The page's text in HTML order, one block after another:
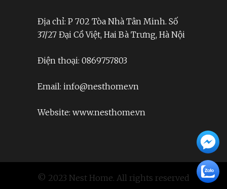
Địa chỉ: P 702 Tòa Nhà Tân Minh. Số
37/27 Đại Cồ Việt, Hai Bà Trưng, Hà Nội
Điện thoại: 0869757803
Email: info@nesthome.vn
Website: www.nesthome.vn
© 2023 Nest Home. All rights reserved